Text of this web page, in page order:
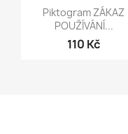
Rychlý náhled
Piktogram ZÁKAZ
POUŽÍVÁNÍ...
110 Kč